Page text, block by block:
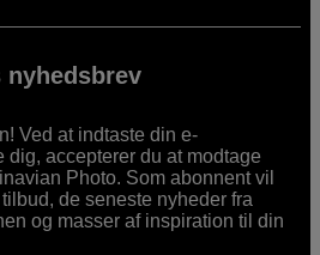
Ved at indtaste din e-
dig, accepterer du at modtage
Photo. Som abonnent vil
de seneste nyheder fra
og masser af inspiration til din